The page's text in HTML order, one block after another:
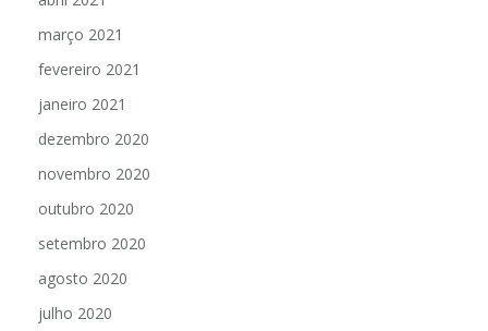
março 2021
fevereiro 2021
janeiro 2021
dezembro 2020
novembro 2020
outubro 2020
setembro 2020
agosto 2020
julho 2020